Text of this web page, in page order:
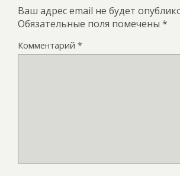
Ваш адрес email не будет
Обязательные поля помечены *
Комментарий *